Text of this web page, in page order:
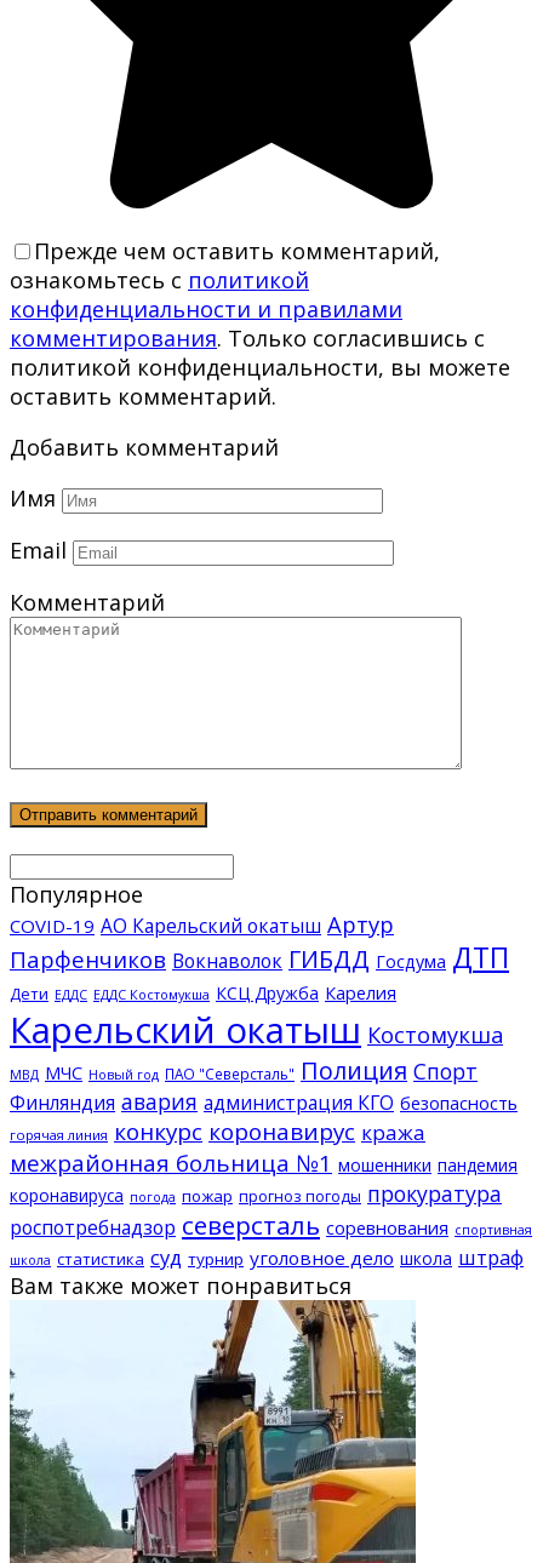
Прежде чем оставить комментарий,
ознакомьтесь с политикой
конфиденциальности и правилами
комментирования. Только согласившись с
политикой конфиденциальности, вы можете
оставить комментарий.
Добавить комментарий
Имя
Email
Комментарий
Популярное
COVID-19 АО Карельский окатыш Артур
Парфенчиков Вокнаволок ГИБДД Госдума ДТП
Дети ЕДДС ЕДДС Костомукша КСЦ Дружба Карелия
Карельский окатыш Костомукша
МВД МЧС Новый год ПАО "Северсталь" Полиция Спорт
Финляндия авария администрация КГО безопасность
горячая линия конкурс коронавирус кража
межрайонная больница №1 мошенники пандемия
коронавируса погода пожар прогноз погоды прокуратура
роспотребнадзор северсталь соревнования спортивная
школа статистика суд турнир уголовное дело школа штраф
Вам также может понравиться